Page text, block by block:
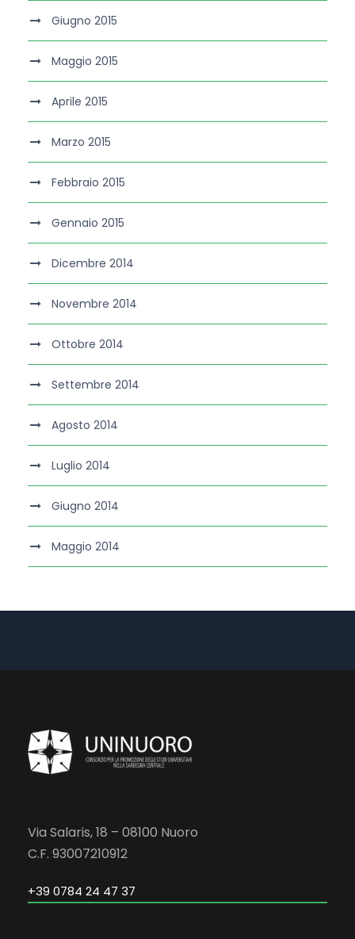
Giugno 2015
Maggio 2015
Aprile 2015
Marzo 2015
Febbraio 2015
Gennaio 2015
Dicembre 2014
Novembre 2014
Ottobre 2014
Settembre 2014
Agosto 2014
Luglio 2014
Giugno 2014
Maggio 2014
Via Salaris, 18 – 08100 Nuoro
C.F. 93007210912
+39 0784 24 47 37